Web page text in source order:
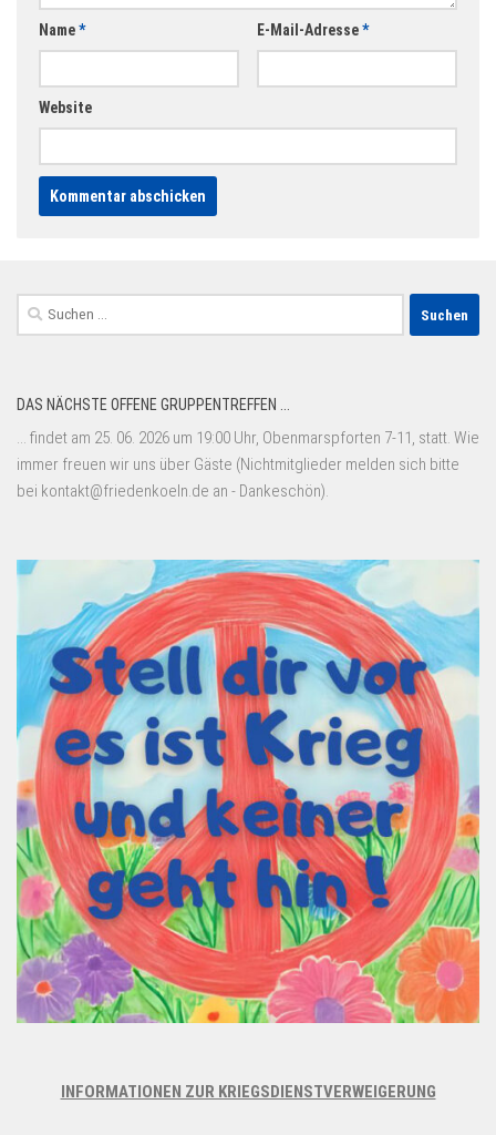
Name* E-Mail-Adresse*
Website
Suchen
nach:
DAS NÄCHSTE OFFENE GRUPPENTREFFEN ...
... findet am 25. 06. 2026 um 19:00 Uhr, Obenmarspforten 7-11, statt. Wie
immer freuen wir uns über Gäste (Nichtmitglieder melden sich bitte
bei kontakt@friedenkoeln.de an - Dankeschön).
INFORMATIONEN ZUR KRIEGSDIENSTVERWEIGERUNG